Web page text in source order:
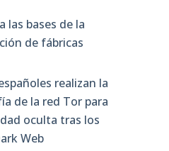
las bases de la
de fábricas
realizan la
de la red Tor para
oculta tras los
Web